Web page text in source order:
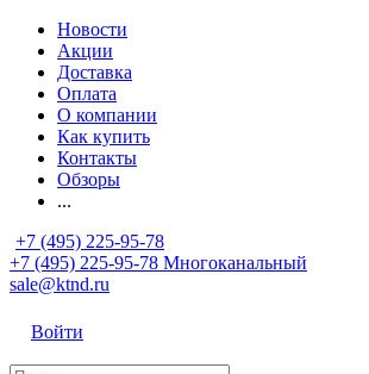
Новости
Акции
Доставка
Оплата
О компании
Как купить
Контакты
Обзоры
...
+7 (495) 225-95-78
+7 (495) 225-95-78 Многоканальный
sale@ktnd.ru
Войти